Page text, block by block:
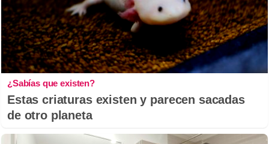
¿Sabías que existen?
Estas criaturas existen y parecen sacadas
de otro planeta